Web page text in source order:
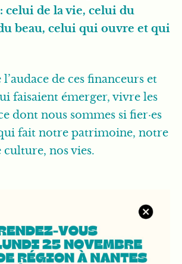
de la vie, celui du
beau, celui qui ouvre et qui
de ces financeurs et
faisaient émerger, vivre les
dont nous sommes si fier·es
fait notre patrimoine, notre
nos vies.